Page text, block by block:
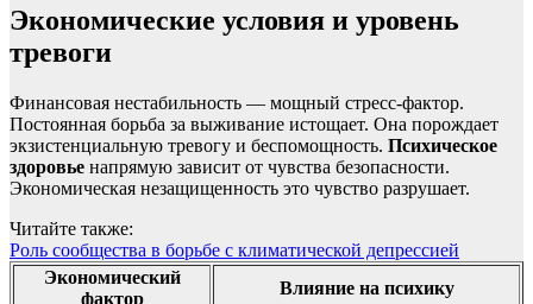
Экономические условия и уровень
тревоги
Финансовая нестабильность — мощный стресс-фактор.
Постоянная борьба за выживание истощает. Она порождает
экзистенциальную тревогу и беспомощность. Психическое
здоровье напрямую зависит от чувства безопасности.
Экономическая незащищенность это чувство разрушает.
Читайте также:
Роль сообщества в борьбе с климатической депрессией
Экономический
фактор
Влияние на психику